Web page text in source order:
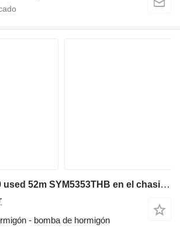
Sany pump 2020 used 52m SYM5353THB en el chasis Mercedes-Benz Arocs 3343
- bomba de hormigón